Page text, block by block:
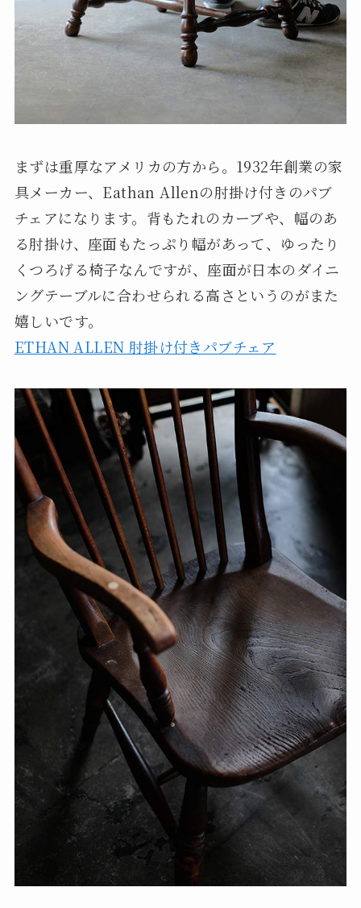
まずは重厚なアメリカの方から。1932年創業の家
具メーカー、Eathan Allenの肘掛け付きのパブ
チェアになります。背もたれのカーブや、幅のあ
る肘掛け、座面もたっぷり幅があって、ゆったり
くつろげる椅子なんですが、座面が日本のダイニ
ングテーブルに合わせられる高さというのがまた
嬉しいです。
ETHAN ALLEN 肘掛け付きパブチェア